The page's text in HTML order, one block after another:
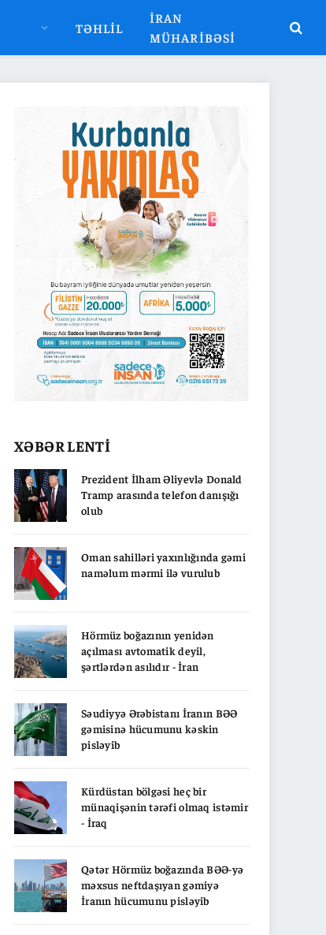
TƏHLIL
İRAN
MÜHARIBƏSI
XƏBƏR LENTİ
Prezident İlham Əliyevlə Donald
Tramp arasında telefon danışığı
olub
Oman sahilləri yaxınlığında gəmi
naməlum mərmi ilə vurulub
Hörmüz boğazının yenidən
açılması avtomatik deyil,
şərtlərdən asılıdır - İran
Səudiyyə Ərəbistanı İranın BƏƏ
gəmisinə hücumunu kəskin
pisləyib
Kürdüstan bölgəsi heç bir
münaqişənin tərəfi olmaq istəmir
- İraq
Qətər Hörmüz boğazında BƏƏ-yə
məxsus neftdaşıyan gəmiyə
İranın hücumunu pisləyib